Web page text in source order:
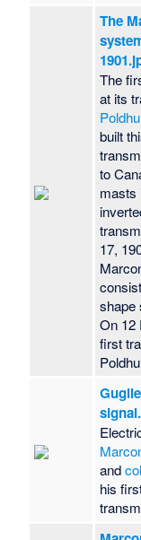
The
The
at its
Poldhu
built
to
masts
17,
shape
On 12
first
and
his